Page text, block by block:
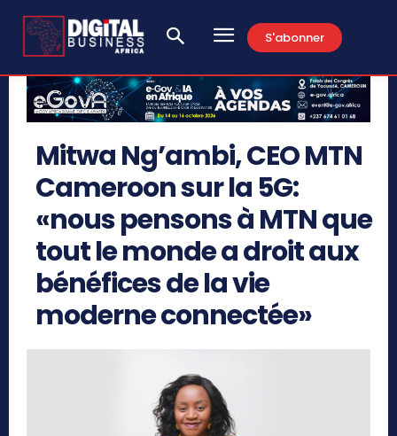
S'abonner
Mitwa Ng’ambi, CEO MTN
Cameroon sur la 5G:
«nous pensons à MTN que
tout le monde a droit aux
bénéfices de la vie
moderne connectée»